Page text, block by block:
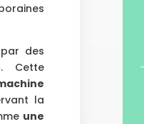
des
Cette
la
une